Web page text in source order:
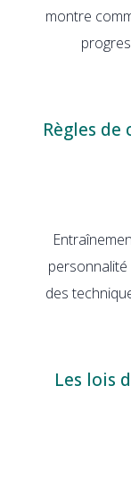
montre
Règles
personnalité
des
Les lois